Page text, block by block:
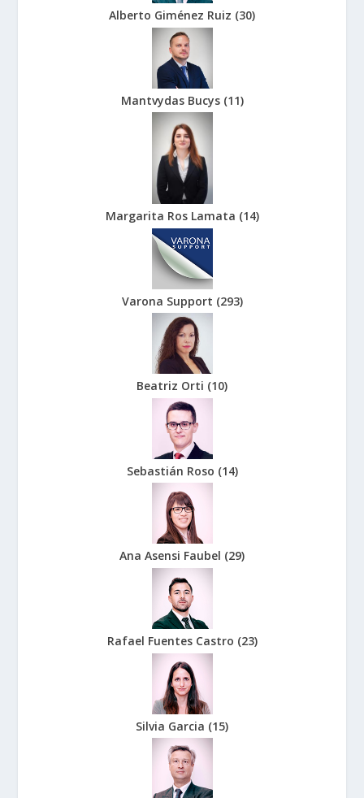
Alberto Giménez Ruiz (30)
Mantvydas Bucys (11)
Margarita Ros Lamata (14)
Varona Support (293)
Beatriz Orti (10)
Sebastián Roso (14)
Ana Asensi Faubel (29)
Rafael Fuentes Castro (23)
Silvia Garcia (15)